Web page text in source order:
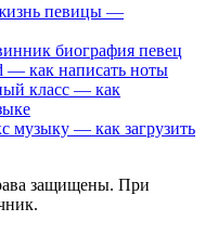
певицы —
биография певец
— как написать ноты
класс — как
музыку — как загрузить
защищены. При